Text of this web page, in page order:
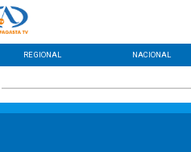
REGIONAL NACIONAL